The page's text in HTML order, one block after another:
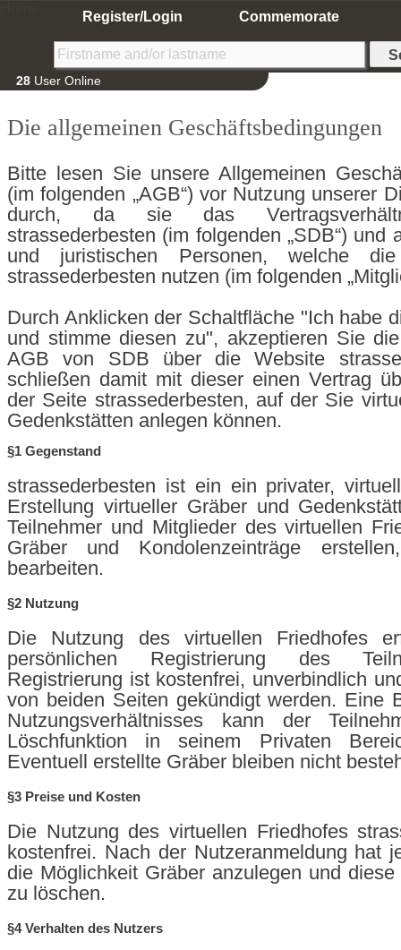
Register/Login Commemorate
28 User Online
Die allgemeinen Geschäftsbedingungen
Bitte lesen Sie unsere Allgemeinen
(im folgenden „AGB“) vor Nutzung unserer
durch, da sie das
strassederbesten (im folgenden „SDB“) und
und juristischen Personen, welche
strassederbesten nutzen (im folgenden
Durch Anklicken der Schaltfläche "Ich habe
und stimme diesen zu", akzeptieren Sie
AGB von SDB über die Website
schließen damit mit dieser einen Vertrag
der Seite strassederbesten, auf der Sie
Gedenkstätten anlegen können.
§1 Gegenstand
strassederbesten ist ein ein privater,
Erstellung virtueller Gräber und
Teilnehmer und Mitglieder des virtuellen
Gräber und Kondolenzeinträge
bearbeiten.
§2 Nutzung
Die Nutzung des virtuellen Friedhofes
persönlichen Registrierung des
Registrierung ist kostenfrei, unverbindlich
von beiden Seiten gekündigt werden. Eine
Nutzungsverhältnisses kann der
Löschfunktion in seinem Privaten
Eventuell erstellte Gräber bleiben nicht
§3 Preise und Kosten
Die Nutzung des virtuellen Friedhofes
kostenfrei. Nach der Nutzeranmeldung hat
die Möglichkeit Gräber anzulegen und
zu löschen.
§4 Verhalten des Nutzers